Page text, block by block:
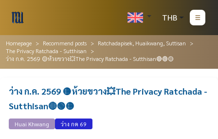
THB
Homepage Recommend posts
Ratchadapisek, Huaikwang, Suttisan
The Privacy Ratchada - Sutthisan
ว่าง ก.ค. 2569 🟡ห้วยขวาง💥The Privacy Ratchada - Sutthisan🔴🟢🟡
ว่าง ก.ค. 2569 🟡ห้วยขวาง💥The Privacy Ratchada -
Sutthisan🔴🟢🟡
Huai Khwang ว่าง กค 69